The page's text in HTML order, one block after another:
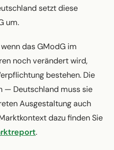
setzt diese
um.
das GModG im
noch verändert wird,
bestehen. Die
— Deutschland muss sie
Ausgestaltung auch
dazu finden Sie
.